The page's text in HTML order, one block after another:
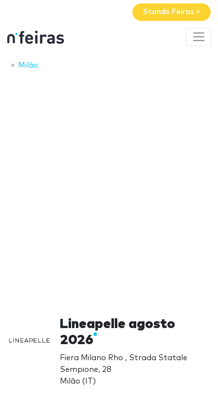
Stands Feiras »
Milão
Lineapelle agosto
2026
Fiera Milano Rho , Strada Statale
Sempione, 28
Milão (IT)